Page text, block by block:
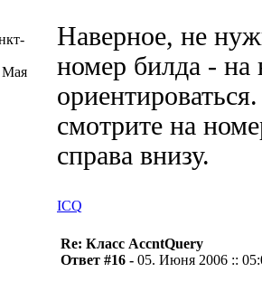
Мая
Наверное, не
номер билда -
смотрите на
справа внизу.
ICQ
Re: Класс AccntQuery
Ответ #16 - 05. Июня 2006 ::